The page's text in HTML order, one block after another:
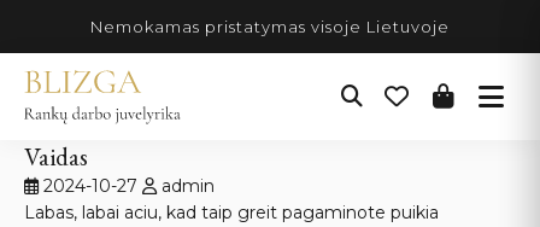
turinio
Nemokamas pristatymas visoje Lietuvoje
Vaidas
2024-10-27
admin
Labas, labai aciu, kad taip greit pagaminote puikia